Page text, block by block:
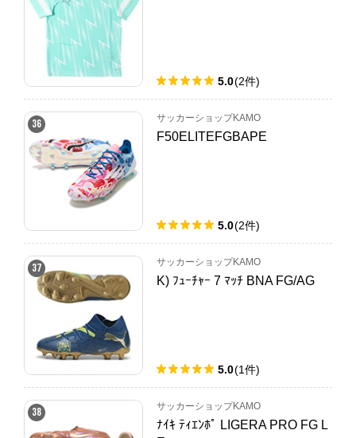
5.0(2件)
36 サッカーショップKAMO
F50ELITEFGBAPE
5.0(2件)
37 サッカーショップKAMO
K) ﾌｭｰﾁｬｰ 7 ﾏｯﾁ BNA FG/AG
5.0(1件)
38 サッカーショップKAMO
ﾅｲｷ ﾃｨｴﾝﾎﾟ LIGERA PRO FG L